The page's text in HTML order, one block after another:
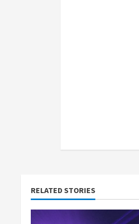
RELATED STORIES